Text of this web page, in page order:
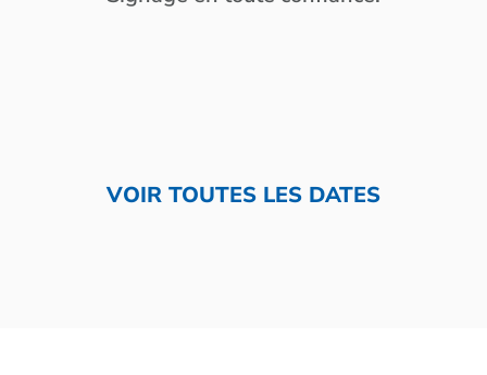
VOIR TOUTES LES DATES